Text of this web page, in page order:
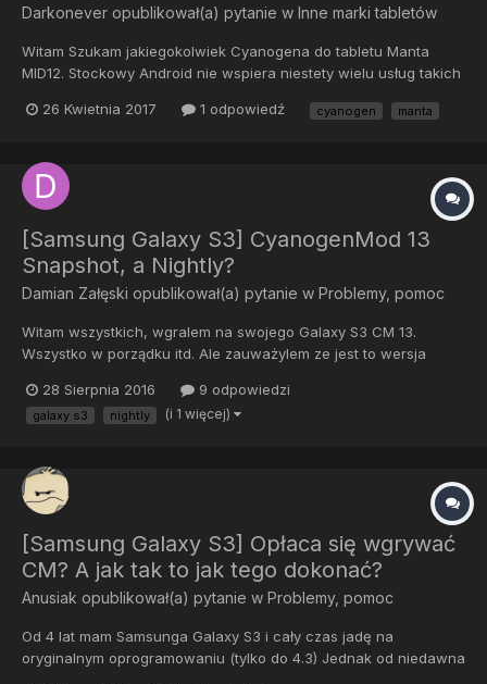
Darkonever opublikował(a) pytanie w Inne marki tabletów
Witam Szukam jakiegokolwiek Cyanogena do tabletu Manta
MID12. Stockowy Android nie wspiera niestety wielu usług takich
że jest niemiłosiernie wolny i bardzo lubi się wieszać. Tablet
26 Kwietnia 2017 1 odpowiedź cyanogen manta
[Samsung Galaxy S3] CyanogenMod 13
Snapshot, a Nightly?
Damian Załęski opublikował(a) pytanie w Problemy, pomoc
Witam wszystkich, wgralem na swojego Galaxy S3 CM 13.
Wszystko w porządku itd. Ale zauważylem ze jest to wersja
czasie zobaczyłem ze wykakuje mi błąd aparatu i telefon sie
zrestartował raz. Czytalem ze Snapshot to stabilna wersja a...
28 Sierpnia 2016 9 odpowiedzi
galaxy s3 nightly (i 1 więcej)
[Samsung Galaxy S3] Opłaca się wgrywać
CM? A jak tak to jak tego dokonać?
Anusiak opublikował(a) pytanie w Problemy, pomoc
Od 4 lat mam Samsunga Galaxy S3 i cały czas jadę na
oryginalnym oprogramowaniu (tylko do 4.3) Jednak od niedawna